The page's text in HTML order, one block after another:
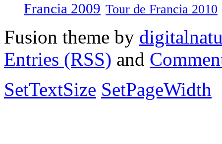
Francia 2009 Tour de Francia 2010
Fusion theme by
Entries (RSS) and
SetTextSize SetPageWidth